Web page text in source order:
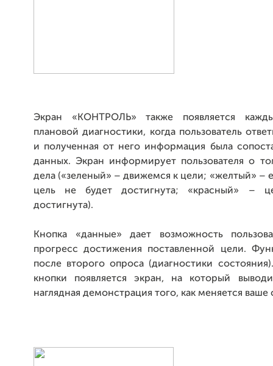
Экран «КОНТРОЛЬ» также появляется
плановой диагностики, когда пользователь
и полученная от него информация была
данных. Экран информирует пользователя о
дела («зеленый» – движемся к цели; «желтый» –
цель не будет достигнута; «красный» –
достигнута).
Кнопка «данные» дает возможность
прогресс достижения поставленной цели.
после второго опроса (диагностики
кнопки появляется экран, на который
наглядная демонстрация того, как меняется ваше